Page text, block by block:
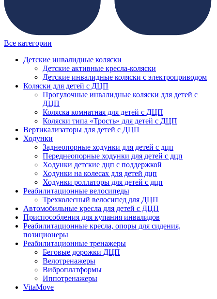
Все категории
Детские инвалидные коляски
Детские активные кресла-коляски
Детские инвалидные коляски с электроприводом
Коляски для детей с ДЦП
Прогулочные инвалидные коляски для детей с
ДЦП
Коляска комнатная для детей с ДЦП
Коляски типа «Трость» для детей с ДЦП
Вертикализаторы для детей с ДЦП
Ходунки
Заднеопорные ходунки для детей с дцп
Переднеопорные ходунки для детей с дцп
Ходунки детские дцп с поддержкой
Ходунки на колесах для детей дцп
Ходунки роллаторы для детей с дцп
Реабилитационные велосипеды
Трехколесный велосипед для ДЦП
Автомобильные кресла для детей с ДЦП
Приспособления для купания инвалидов
Реабилитационные кресла, опоры для сидения,
позиционеры
Реабилитационные тренажеры
Беговые дорожки ДЦП
Велотренажеры
Виброплатформы
Иппотренажеры
VitaMove